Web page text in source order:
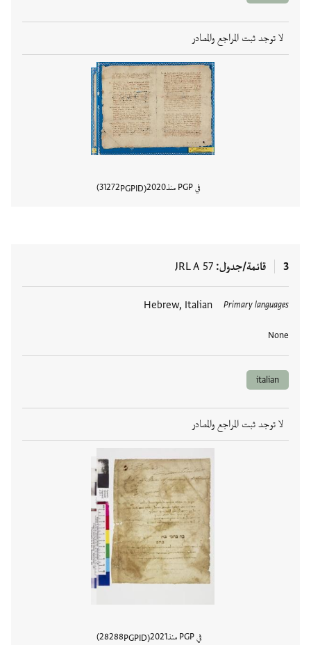
لا توجد ثبت المراجع والمصادر
في PGP منذ 2020
PGPID
31272
3 قائمة/جدول JRL A 57
Primary languages
Hebrew, Italian
None
العلامات
italian
لا توجد ثبت المراجع والمصادر
في PGP منذ 2021
PGPID
28288